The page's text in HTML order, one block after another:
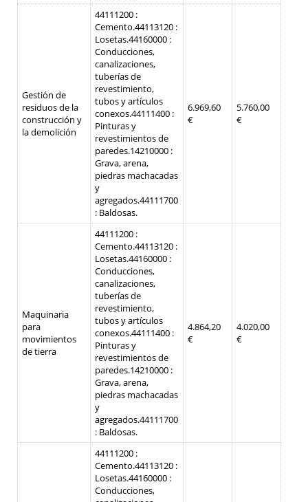
Gestión de
residuos de la
construcción y
la demolición
44111200 :
Cemento.44113120 :
Losetas.44160000 :
Conducciones,
canalizaciones,
tuberías de
revestimiento,
tubos y artículos
conexos.44111400 :
Pinturas y
revestimientos de
paredes.14210000 :
Grava, arena,
piedras machacadas
y
agregados.44111700
: Baldosas.
6.969,60
€
5.760,00
€
Maquinaria
para
movimientos
de tierra
44111200 :
Cemento.44113120 :
Losetas.44160000 :
Conducciones,
canalizaciones,
tuberías de
revestimiento,
tubos y artículos
conexos.44111400 :
Pinturas y
revestimientos de
paredes.14210000 :
Grava, arena,
piedras machacadas
y
agregados.44111700
: Baldosas.
4.864,20
€
4.020,00
€
44111200 :
Cemento.44113120 :
Losetas.44160000 :
Conducciones,